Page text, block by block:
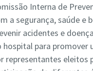
Interna de
a segurança, saúde e
acidentes e
hospital para promover
representantes eleitos